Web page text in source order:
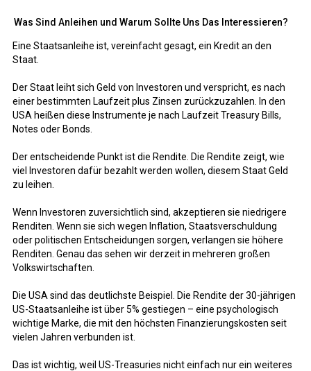
Was Sind Anleihen und Warum Sollte Uns Das Interessieren?
Eine Staatsanleihe ist, vereinfacht gesagt, ein Kredit an den
Staat.
Der Staat leiht sich Geld von Investoren und verspricht, es nach
einer bestimmten Laufzeit plus Zinsen zurückzuzahlen. In den
USA heißen diese Instrumente je nach Laufzeit Treasury Bills,
Notes oder Bonds.
Der entscheidende Punkt ist die Rendite. Die Rendite zeigt, wie
viel Investoren dafür bezahlt werden wollen, diesem Staat Geld
zu leihen.
Wenn Investoren zuversichtlich sind, akzeptieren sie niedrigere
Renditen. Wenn sie sich wegen Inflation, Staatsverschuldung
oder politischen Entscheidungen sorgen, verlangen sie höhere
Renditen. Genau das sehen wir derzeit in mehreren großen
Volkswirtschaften.
Die USA sind das deutlichste Beispiel. Die Rendite der 30-jährigen
US-Staatsanleihe ist über 5% gestiegen – eine psychologisch
wichtige Marke, die mit den höchsten Finanzierungskosten seit
vielen Jahren verbunden ist.
Das ist wichtig, weil US-Treasuries nicht einfach nur ein weiteres